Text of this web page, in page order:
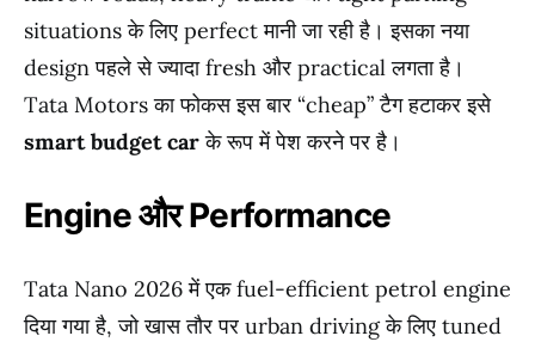
situations के लिए perfect मानी जा रही है। इसका नया
design पहले से ज्यादा fresh और practical लगता है।
Tata Motors का फोकस इस बार “cheap” टैग हटाकर इसे
smart budget carके रूप में पेश करने पर है।
Engine और Performance
Tata Nano 2026 में एक fuel-efficient petrol engine
दिया गया है, जो खास तौर पर urban driving के लिए tuned